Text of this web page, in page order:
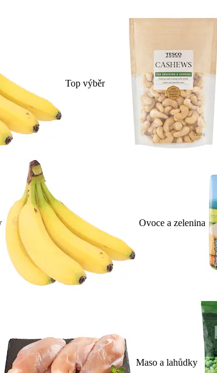
Top výběr
Ovoce a zelenina
Maso a lahůdky